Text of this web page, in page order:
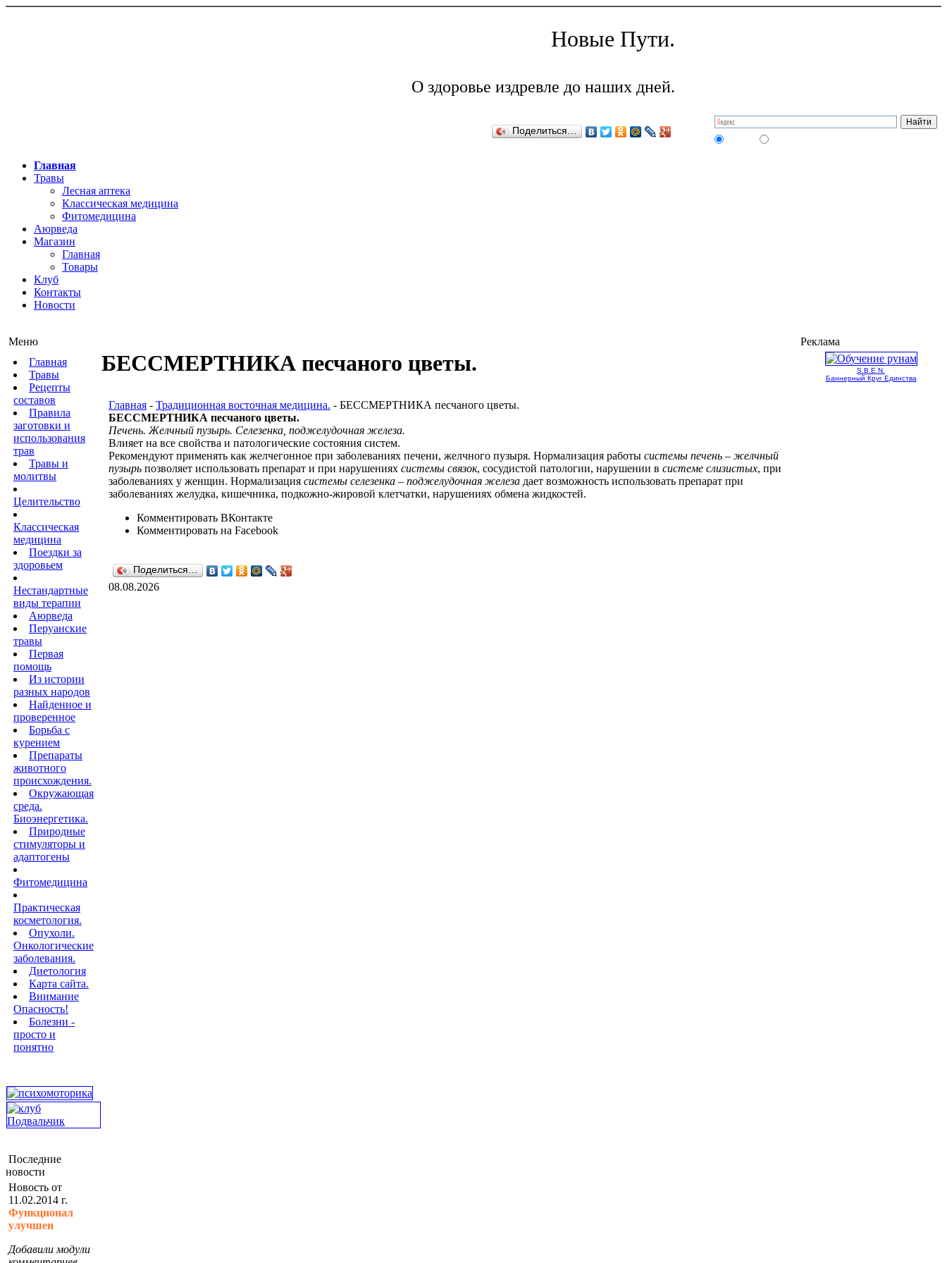
Новые Пути.
О здоровье издревле до наших дней.
Поделиться…
Главная
Травы
Лесная аптека
Классическая медицина
Фитомедицина
Аюрведа
Магазин
Главная
Товары
Клуб
Контакты
Новости
Меню
Главная
Травы
Рецепты
составов
Правила
заготовки и
использования
трав
Травы и
молитвы
Целительство
Классическая
медицина
Поездки за
здоровьем
Нестандартные
виды терапии
Аюрведа
Перуанские
травы
Первая
помощь
Из истории
разных народов
Найденное и
проверенное
Борьба с
курением
Препараты
животного
происхождения.
Окружающая
среда.
Биоэнергетика.
Природные
стимуляторы и
адаптогены
Фитомедицина
Практическая
косметология.
Опухоли.
Онкологические
заболевания.
Диетология
Карта сайта.
Внимание
Опасность!
Болезни -
просто и
понятно
Последние
новости
Новость от
11.02.2014 г.
Функционал
улучшен
Добавили модули
БЕССМЕРТНИКА песчаного цветы.
Главная - Традиционная восточная медицина. - БЕССМЕРТНИКА песчаного цветы.
БЕССМЕРТНИКА песчаного цветы.
Печень. Желчный пузырь. Селезенка, поджелудочная железа.
Влияет на все свойства и патологические состояния систем.
Рекомендуют применять как желчегонное при заболеваниях печени, желчного пузыря. Нормализация работы системы печень – желчный
пузырь позволяет использовать препарат и при нарушениях системы связок, сосудистой патологии, нарушении в системе слизистых, при
заболеваниях у женщин. Нормализация системы селезенка – поджелудочная железа дает возможность использовать препарат при
заболеваниях желудка, кишечника, подкожно-жировой клетчатки, нарушениях обмена жидкостей.
Комментировать ВКонтакте
Комментировать на Facebook
Поделиться…
08.08.2026
Реклама
S.B.E.N.
Баннерный Круг Единства